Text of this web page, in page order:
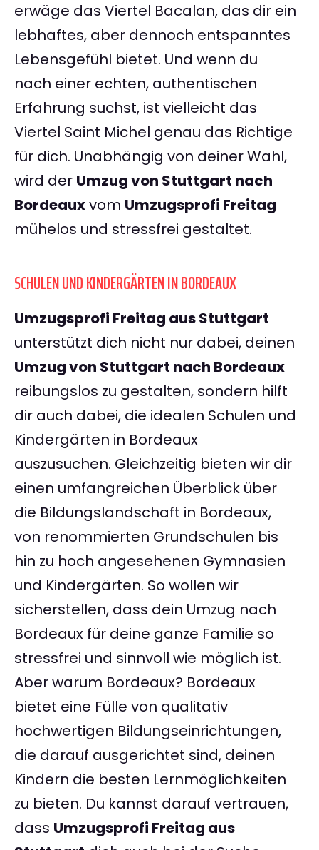
erwäge das Viertel Bacalan, das dir ein
lebhaftes, aber dennoch entspanntes
Lebensgefühl bietet. Und wenn du
nach einer echten, authentischen
Erfahrung suchst, ist vielleicht das
Viertel Saint Michel genau das Richtige
für dich. Unabhängig von deiner Wahl,
wird der Umzug von Stuttgart nach
Bordeauxvom Umzugsprofi Freitag
mühelos und stressfrei gestaltet.
SCHULEN UND KINDERGÄRTEN IN BORDEAUX
Umzugsprofi Freitag aus Stuttgart
unterstützt dich nicht nur dabei, deinen
Umzug von Stuttgart nach Bordeaux
reibungslos zu gestalten, sondern hilft
dir auch dabei, die idealen Schulen und
Kindergärten in Bordeaux
auszusuchen. Gleichzeitig bieten wir dir
einen umfangreichen Überblick über
die Bildungslandschaft in Bordeaux,
von renommierten Grundschulen bis
hin zu hoch angesehenen Gymnasien
und Kindergärten. So wollen wir
sicherstellen, dass dein Umzug nach
Bordeaux für deine ganze Familie so
stressfrei und sinnvoll wie möglich ist.
Aber warum Bordeaux? Bordeaux
bietet eine Fülle von qualitativ
hochwertigen Bildungseinrichtungen,
die darauf ausgerichtet sind, deinen
Kindern die besten Lernmöglichkeiten
zu bieten. Du kannst darauf vertrauen,
dass Umzugsprofi Freitag aus